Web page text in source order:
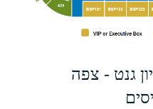
גנט - צפה